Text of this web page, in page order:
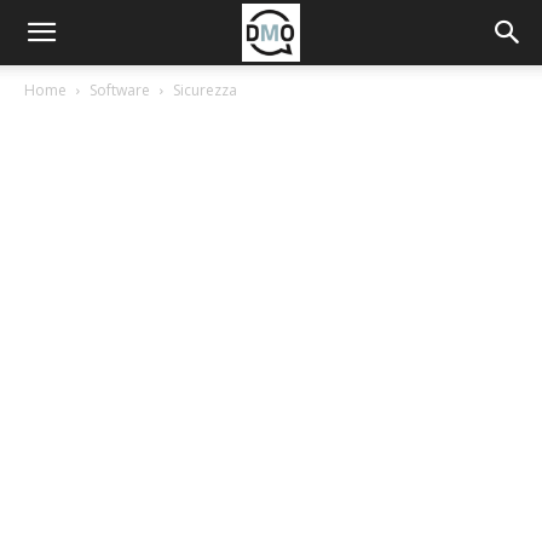
Home Software Sicurezza